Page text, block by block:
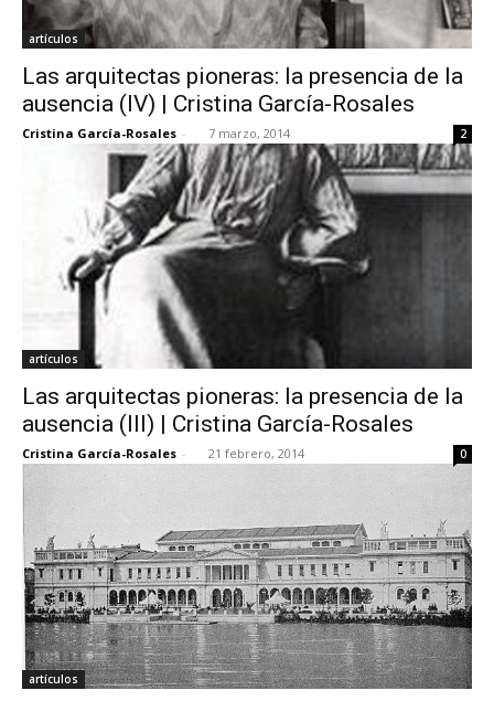
artículos
Las arquitectas pioneras: la presencia de la
ausencia (IV) | Cristina García-Rosales
Cristina García-Rosales - 7 marzo, 2014 2
artículos
Las arquitectas pioneras: la presencia de la
ausencia (III) | Cristina García-Rosales
Cristina García-Rosales - 21 febrero, 2014 0
artículos